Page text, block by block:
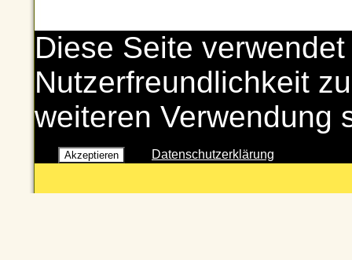
Diese Seite
Nutzerfreundlichkeit
weiteren Verwendung
Akzeptieren Datenschutzerklärung